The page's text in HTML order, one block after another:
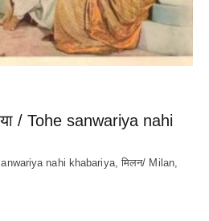
/ Tohe sanwariya nahi
sanwariya nahi khabariya, मिलन/ Milan,